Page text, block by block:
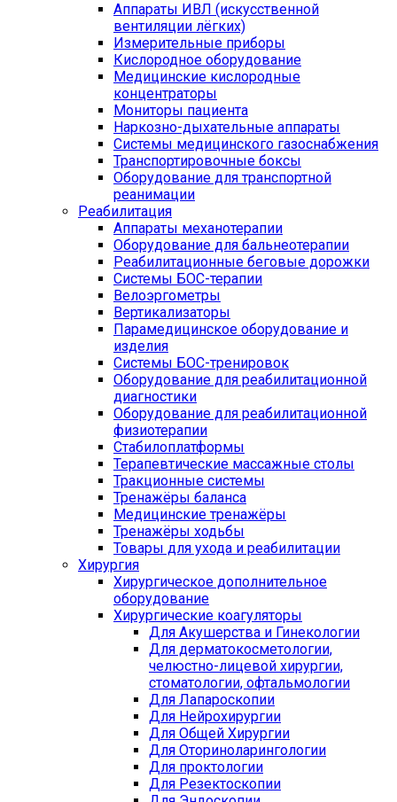
Аппараты ИВЛ (искусственной
вентиляции лёгких)
Измерительные приборы
Кислородное оборудование
Медицинские кислородные
концентраторы
Мониторы пациента
Наркозно-дыхательные аппараты
Системы медицинского газоснабжения
Транспортировочные боксы
Оборудование для транспортной
реанимации
Реабилитация
Аппараты механотерапии
Оборудование для бальнеотерапии
Реабилитационные беговые дорожки
Системы БОС-терапии
Велоэргометры
Вертикализаторы
Парамедицинское оборудование и
изделия
Системы БОС-тренировок
Оборудование для реабилитационной
диагностики
Оборудование для реабилитационной
физиотерапии
Стабилоплатформы
Терапевтические массажные столы
Тракционные системы
Тренажёры баланса
Медицинские тренажёры
Тренажёры ходьбы
Товары для ухода и реабилитации
Хирургия
Хирургическое дополнительное
оборудование
Хирургические коагуляторы
Для Акушерства и Гинекологии
Для дерматокосметологии,
челюстно-лицевой хирургии,
стоматологии, офтальмологии
Для Лапароскопии
Для Нейрохирургии
Для Общей Хирургии
Для Оториноларингологии
Для проктологии
Для Резектоскопии